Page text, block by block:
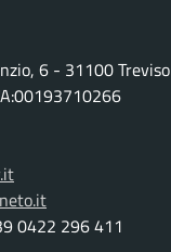
6 - 31100 Treviso
0422 296 411